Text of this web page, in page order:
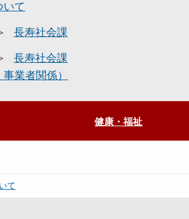
いて
長寿社会課
長寿社会課
業者関係）
健康・福祉
て